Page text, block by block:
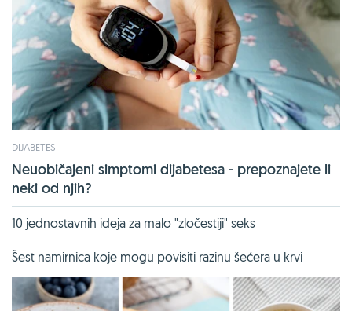
DIJABETES
Neuobičajeni simptomi dijabetesa - prepoznajete li
neki od njih?
10 jednostavnih ideja za malo "zločestiji" seks
Šest namirnica koje mogu povisiti razinu šećera u krvi